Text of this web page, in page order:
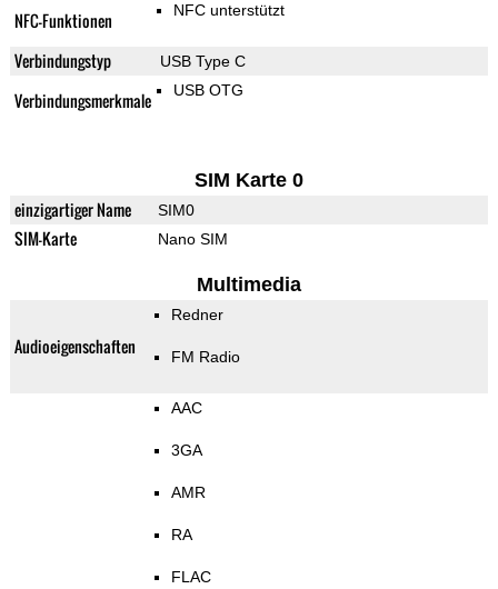
NFC-Funktionen NFC unterstützt
Verbindungstyp USB Type C
Verbindungsmerkmale USB OTG
SIM Karte 0
einzigartiger Name SIM0
SIM-Karte Nano SIM
Multimedia
Audioeigenschaften
Redner
FM Radio
AAC
3GA
AMR
RA
FLAC